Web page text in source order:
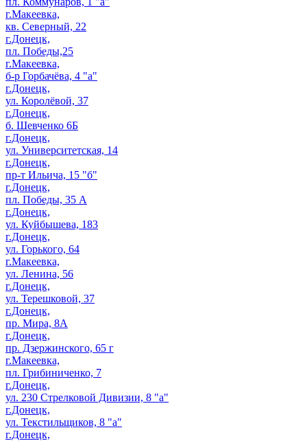
г.Макеевка,
кв. Северный, 22
г.Донецк,
пл. Победы,25
г.Макеевка,
б-р Горбачёва, 4 "а"
г.Донецк,
ул. Королёвой, 37
г.Донецк,
б. Шевченко 6Б
г.Донецк,
ул. Университетская, 14
г.Донецк,
пр-т Ильича, 15 "б"
г.Донецк,
пл. Победы, 35 А
г.Донецк,
ул. Куйбышева, 183
г.Донецк,
ул. Горького, 64
г.Макеевка,
ул. Ленина, 56
г.Донецк,
ул. Терешковой, 37
г.Донецк,
пр. Мира, 8А
г.Донецк,
пр. Дзержинского, 65 г
г.Макеевка,
пл. Грибиниченко, 7
г.Донецк,
ул. 230 Стрелковой Дивизии, 8 "а"
г.Донецк,
ул. Текстильщиков, 8 "а"
г.Донецк,